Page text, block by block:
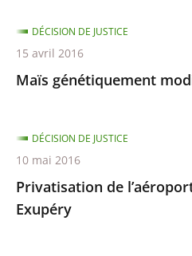
Maïs génétiquement
DÉCISION DE JUSTICE
15 avril 2016
Privatisation de
Exupéry
DÉCISION DE JUSTICE
10 mai 2016